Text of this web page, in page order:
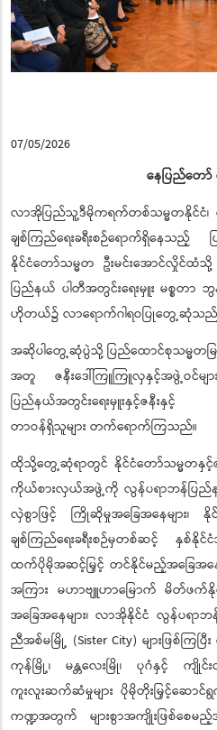
07/05/2026
နေပြည်တေ
လာအိုပြည်သူ့ဒီမိုကရက်တစ်သမ္မတနိုင်ငံ
ချစ်ကြည်ရေးခရီးစဉ်ရောက်ရှိနေသည့်
နိုင်ငံတော်သမ္မတ ဦးမင်းအောင်လှိုင်
ပြည်နယ် ပါတီအတွင်းရေးမှူး မစ္စတာ
ဟိုတယ်၌ လာရောက်ဂါရဝပြုတွေ့ဆုံသည်
အဆိုပါတွေ့ဆုံပွဲသို့ ပြည်ထောင်စုသမ္မတမ
အတူ ဇနီးဒေါ်ကြူကြူလှနှင့်အဖွဲ့ဝင်မျ
ပြည်နယ်အတွင်းရေးမှူးနှင့်ဇနီးနှင့်
တာဝန်ရှိသူများ တက်ရောက်ကြသည်။
ထိုသို့တွေ့ဆုံရာတွင် နိုင်ငံတော်သမ္မတနှင့်ဇ
ကိုယ်စားလှယ်အဖွဲ့ကို လွန်ပရာဘန်ပြည်န
လှဲစွာဖြင့် ကြိုဆိုမှုအခြေအနေများ၊
ချစ်ကြည်ရေးခရီးစဉ်မှတစ်ဆင့် နှစ်နိုင်ငံ
ထက်ပိုမိုအဆင့်မြှင့် တင်နိုင်မည့်အခြေအနေ
အကြား မဟာဗျူဟာမြောက် မိတ်ဖက်နိုင်
အခြေအနေများ၊ လာအိုနိုင်ငံ လွန်ပရ
ညီအစ်မမြို့ (Sister City) များဖြစ်ကြပ
ကုန်မြို့၊ မန္တလေးမြို၊ ပုဂံနှင့် ကျိုင်
ကူးလူးဆက်ဆံမှုများ ပိုမိုတိုးမြှင့်ဆောင်
ကဏ္ဍအတွက် များစွာအကျိုးဖြစ်စေမည့်အ